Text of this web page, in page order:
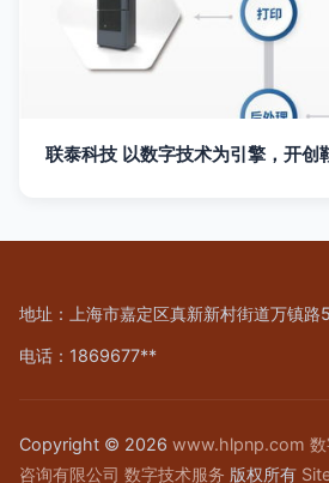
联泰科技 以数字技术为引擎，开创
地址：上海市嘉定区真新新村街道万镇
电话：1869677**
Copyright © 2026 www.hlpnp.com
咨询有限公司 数字技术服务 版权所有